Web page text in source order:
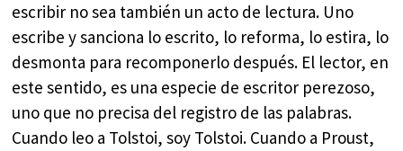
escribir no sea también un acto de lectura. Uno
escribe y sanciona lo escrito, lo reforma, lo estira, lo
desmonta para recomponerlo después. El lector, en
este sentido, es una especie de escritor perezoso,
uno que no precisa del registro de las palabras.
Cuando leo a Tolstoi, soy Tolstoi. Cuando a Proust,